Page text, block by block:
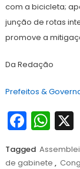
com a bicicleta;
junção de rotas
promove a
Da Redação
Prefeitos &
X
Tagged
de gabinete ,